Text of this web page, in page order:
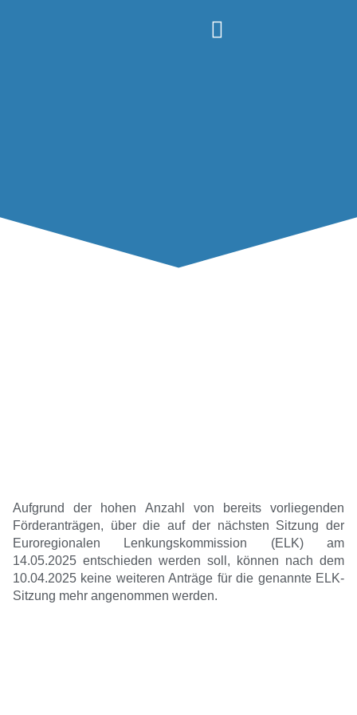
Aufgrund der hohen Anzahl von bereits vorliegenden
Förderanträgen, über die auf der nächsten Sitzung der
Euroregionalen Lenkungskommission (ELK) am
14.05.2025 entschieden werden soll, können nach dem
10.04.2025 keine weiteren Anträge für die genannte ELK-
Sitzung mehr angenommen werden.